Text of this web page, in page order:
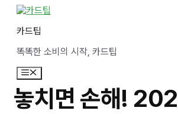
카드팁
똑똑한 소비의 시작, 카드팁
메
뉴
놓치면 손해!